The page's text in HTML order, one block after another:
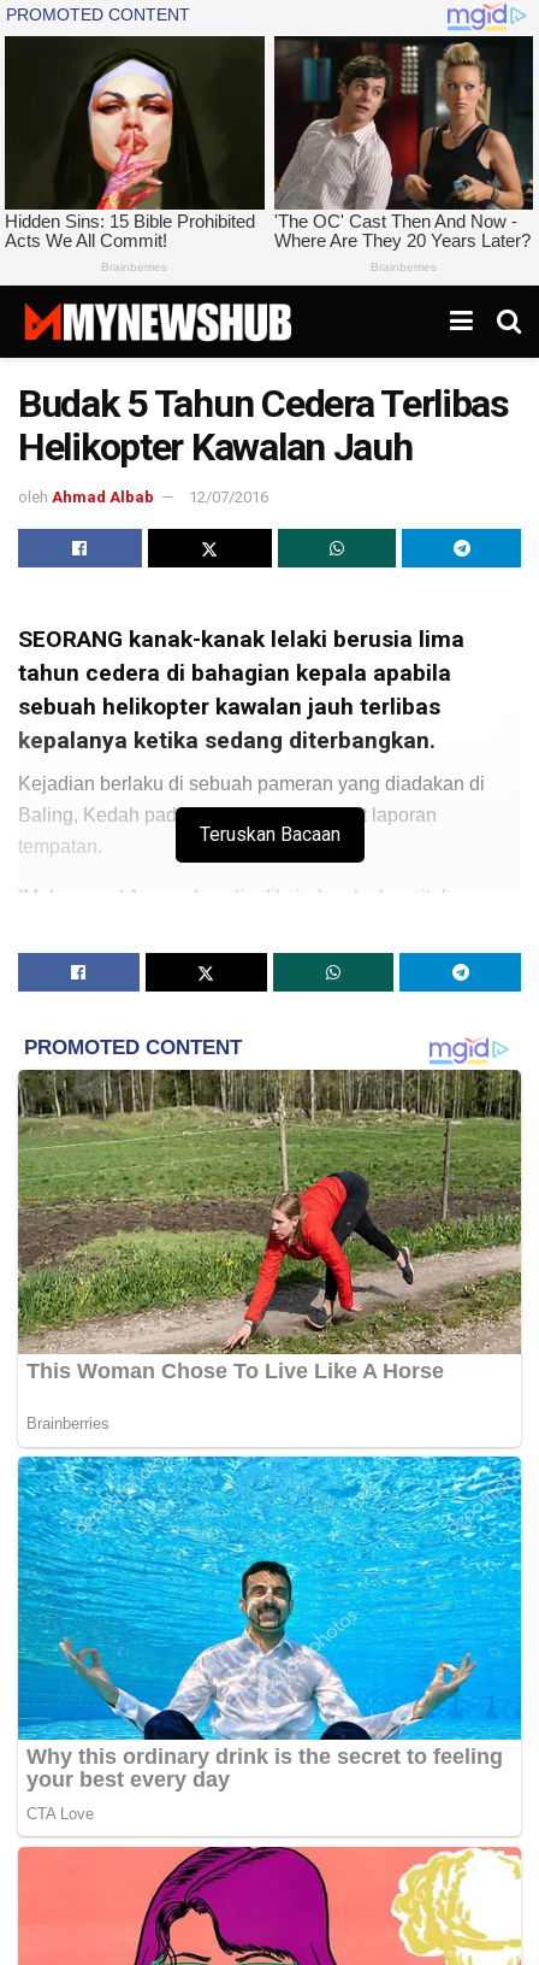
Budak 5 Tahun Cedera Terlibas
Helikopter Kawalan Jauh
oleh Ahmad Albab 12/07/2016
SEORANG kanak-kanak lelaki berusia lima
tahun cedera di bahagian kepala apabila
sebuah helikopter kawalan jauh terlibas
kepalanya ketika sedang diterbangkan.
Kejadian berlaku di sebuah pameran yang diadakan di
Baling, Kedah pada Sabtu lalu, mengikut laporan
tempatan.
]Muhammad Ammar Izzudin dikejarkan ke hospital
dijahit bagi mengelak dari luka dijangkiti kuman.
berkata, beliau tidak mahu memberikan sebarang komen
ketika ditemui di hospital.
Difahamkan, ketika kejadian berlaku, Ammar sedang leka
menyaksikan beberapa model kapal terbang
diterbangkanÂ di pameran tersebut sebelum kepalanya
terkena salah sebuahÂ helikopter kawalan jauh tersebut. –
MYNEWSHUB.CC
Teruskan Bacaan
Tags: cedera helikopter kawalan jauh Kedah